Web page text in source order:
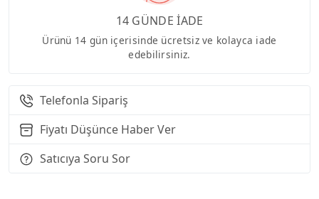
14 GÜNDE İADE
Ürünü 14 gün içerisinde ücretsiz ve kolayca iade
edebilirsiniz.
Telefonla Sipariş
Fiyatı Düşünce Haber Ver
Satıcıya Soru Sor